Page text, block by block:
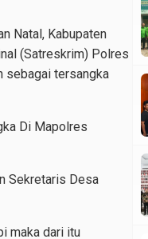
Natal, Kabupaten
(Satreskrim) Polres
sebagai tersangka
Di Mapolres
Sekretaris Desa
maka dari itu